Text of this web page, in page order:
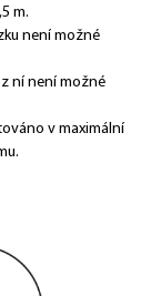
m.
není možné
ní není možné
v maximální